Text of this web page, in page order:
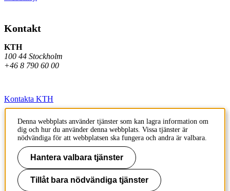
Kontakt
KTH
100 44 Stockholm
+46 8 790 60 00
Kontakta KTH
Jobba på KTH
Press och media
Faktura och betalning KTH
Om KTH:s webbplatser
Denna webbplats använder tjänster som kan lagra information om
dig och hur du använder denna webbplats. Vissa tjänster är
nödvändiga för att webbplatsen ska fungera och andra är valbara.
Hantera valbara tjänster
Tillåt bara nödvändiga tjänster